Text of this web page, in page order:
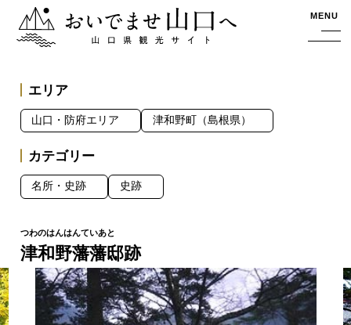
おいでませ山口へー山口県観光サイト MENU
津和野藩藩邸跡
エリア
山口・防府エリア 津和野町（島根県）
カテゴリー
名所・史跡 史跡